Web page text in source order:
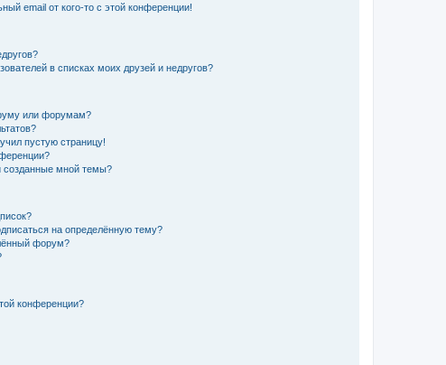
email от кого-то с этой конференции!
в списках моих друзей и недругов?
или форумам?
пустую страницу!
созданные мной темы?
на определённую тему?
форум?
конференции?